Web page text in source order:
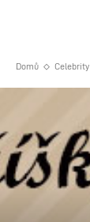
Domů Celebrity